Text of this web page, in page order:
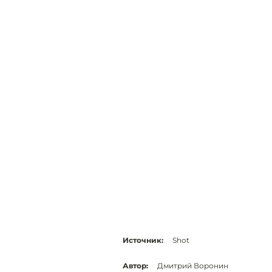
Источник: Shot
Автор: Дмитрий Воронин